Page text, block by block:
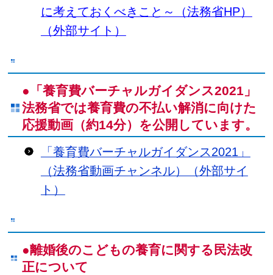
に考えておくべきこと～（法務省HP）
（外部サイト）
● 「養育費バーチャルガイダンス2021」
法務省では養育費の不払い解消に向けた
応援動画（約14分）を公開しています。
「養育費バーチャルガイダンス2021」
（法務省動画チャンネル）（外部サイ
ト）
●離婚後のこどもの養育に関する民法改
正について